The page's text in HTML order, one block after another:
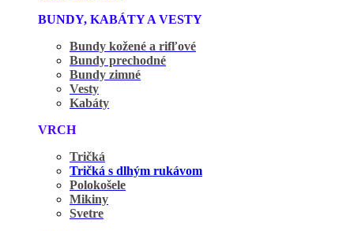
BUNDY, KABÁTY A VESTY
Bundy kožené a rifľové
Bundy prechodné
Bundy zimné
Vesty
Kabáty
VRCH
Tričká
Tričká s dlhým rukávom
Polokošele
Mikiny
Svetre